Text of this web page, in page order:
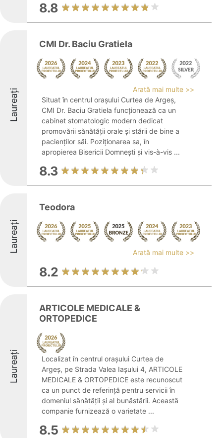
8.8
Laureați
CMI Dr. Baciu Gratiela
Arată mai multe >>
Situat în centrul orașului Curtea de Argeș,
CMI Dr. Baciu Gratiela funcționează ca un
cabinet stomatologic modern dedicat
promovării sănătății orale și stării de bine a
pacienților săi. Poziționarea sa, în
apropierea Bisericii Domnești și vis-à-vis ...
8.3
Laureați
Teodora
Arată mai multe >>
8.2
Laureați
ARTICOLE MEDICALE &
ORTOPEDICE
Localizat în centrul orașului Curtea de
Argeș, pe Strada Valea Iașului 4, ARTICOLE
MEDICALE & ORTOPEDICE este recunoscut
ca un punct de referință pentru servicii în
domeniul sănătății și al bunăstării. Această
companie furnizează o varietate ...
8.5